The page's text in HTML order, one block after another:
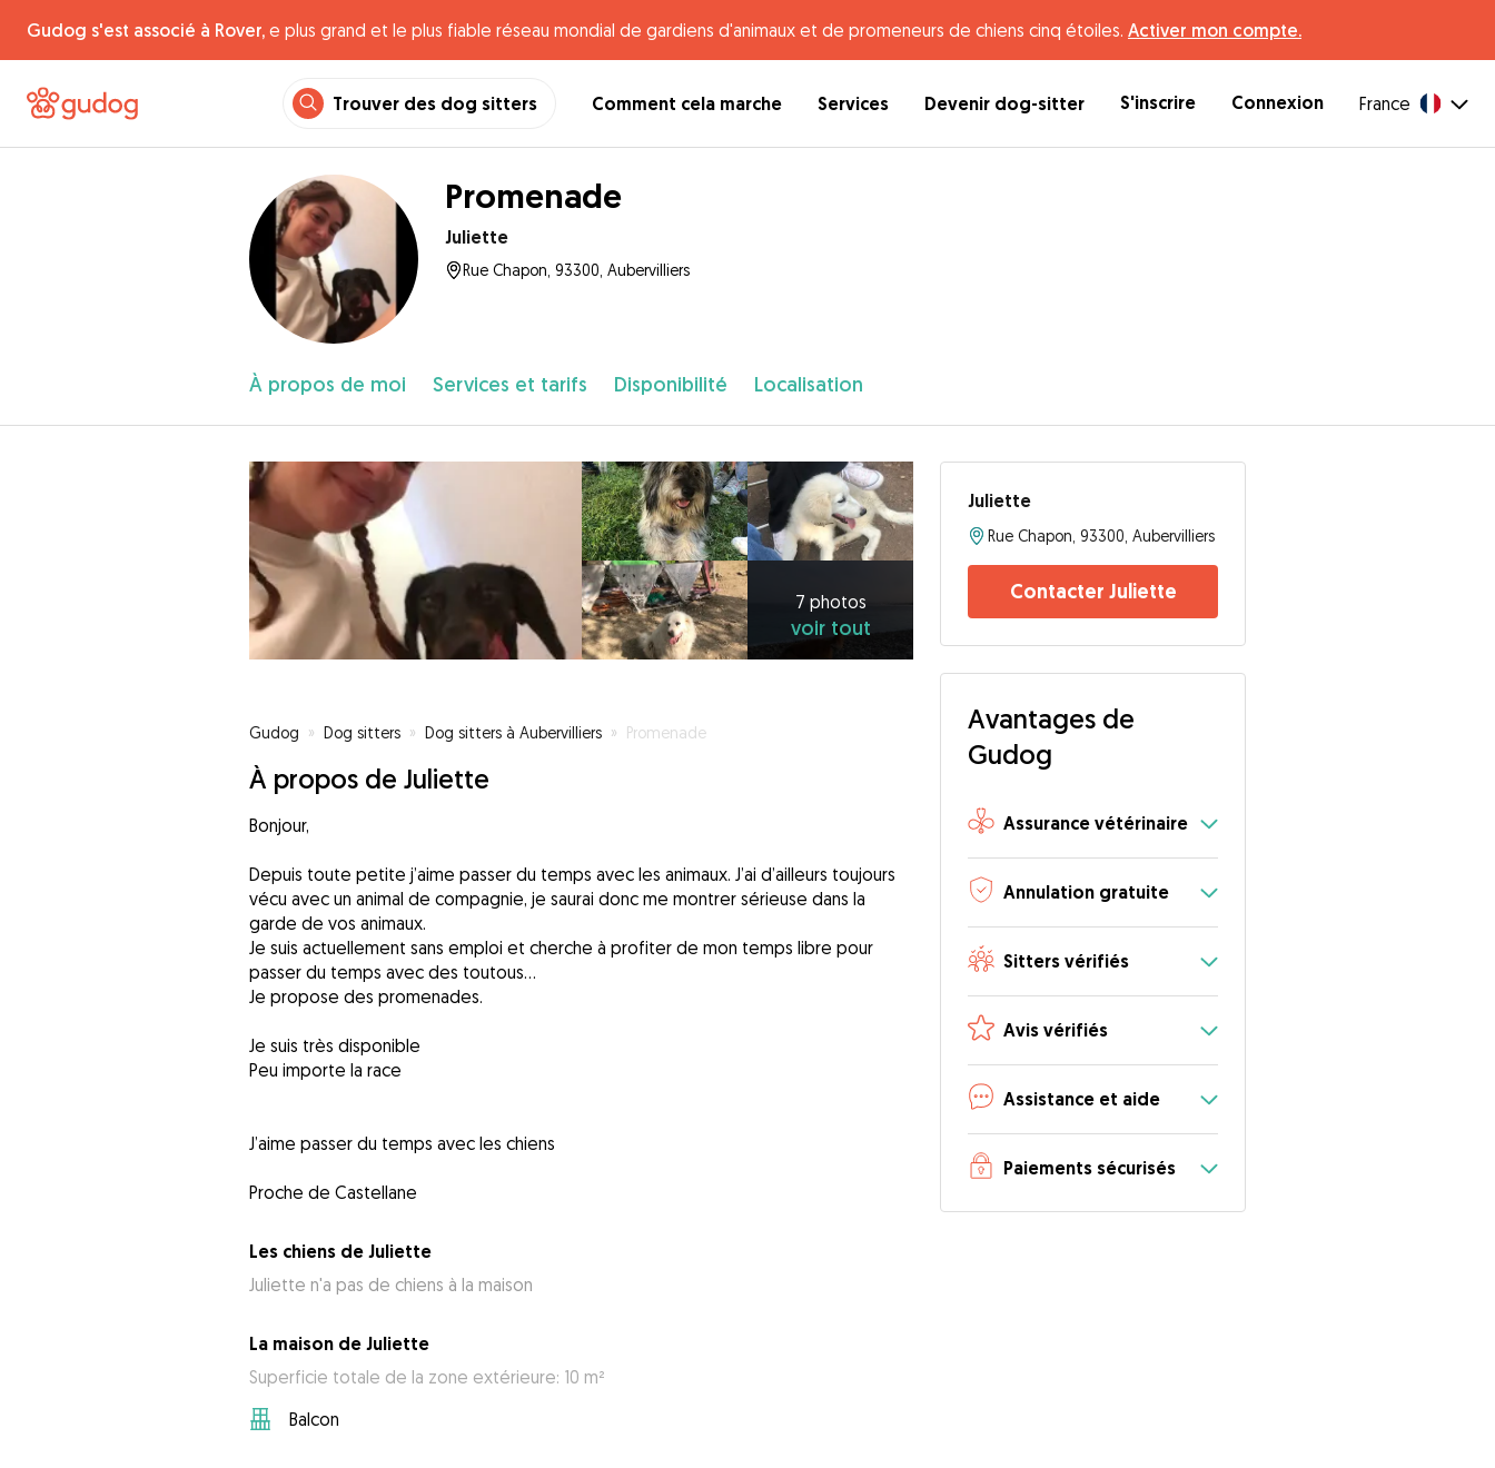
Gudog s'est associé à Rover, e plus grand et le plus fiable réseau mondial de gardiens d'animaux et de promeneurs de chiens cinq étoiles. Activer mon compte.
Trouver des dog sitters Comment cela marche Services Devenir dog-sitter S'inscrire Connexion France
Promenade
Juliette
Rue Chapon, 93300, Aubervilliers
À propos de moi Services et tarifs Disponibilité Localisation
7 photos
voir tout
photos
Gudog » Dog sitters » Dog sitters à Aubervilliers » Promenade
À propos de Juliette
Bonjour,
Depuis toute petite j’aime passer du temps avec les animaux. J’ai d’ailleurs toujours
vécu avec un animal de compagnie, je saurai donc me montrer sérieuse dans la
garde de vos animaux.
Je suis actuellement sans emploi et cherche à profiter de mon temps libre pour
passer du temps avec des toutous…
Je propose des promenades.
Je suis très disponible
Peu importe la race
J’aime passer du temps avec les chiens
Les chiens de Juliette
Juliette n'a pas de chiens à la maison
La maison de Juliette
Superficie totale de la zone extérieure: 10 m²
Balcon
Juliette
Rue Chapon, 93300, Aubervilliers
Contacter Juliette
Avantages de
Gudog
Assurance vétérinaire
Annulation gratuite
Sitters vérifiés
Avis vérifiés
Assistance et aide
Paiements sécurisés